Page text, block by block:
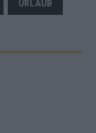
URLAUB